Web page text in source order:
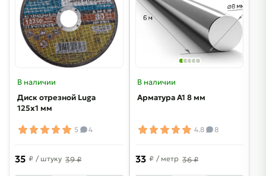
В наличии
Диск отрезной Luga
125х1 мм
5 4
35 ₽ / штуку 39 ₽
В наличии
Арматура А1 8 мм
4.8 8
33 ₽ / метр 36 ₽